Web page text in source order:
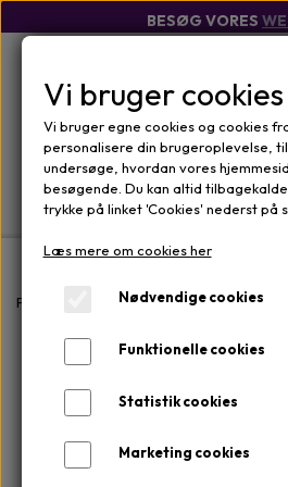
BESØG VORES
FORSIDE
WEBSHOP
MÆRKER
OM
OM
KONTAKT
Forside Mærker iS CLINICAL Lip Duo
Vi bruger cookies
Vi bruger egne cookies og cookies
personalisere din brugeroplevelse,
undersøge, hvordan vores
besøgende. Du kan altid
trykke på linket 'Cookies' nederst på
Læs mere om cookies her
Nødvendige cookies
Funktionelle cookies
Statistik cookies
Marketing cookies